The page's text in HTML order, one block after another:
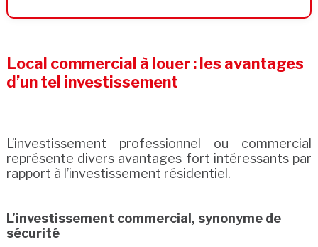
Local commercial à louer : les avantages
d’un tel investissement
L’investissement professionnel ou commercial
représente divers avantages fort intéressants par
rapport à l’investissement résidentiel.
L’investissement commercial, synonyme de
sécurité